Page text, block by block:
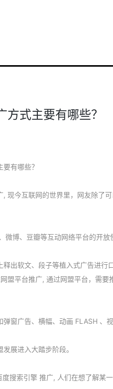
方式主要有哪些？
有哪些？
, 现今互联网的世界里，网友除了
微博、豆瓣等互动网络平台的开放
释出软文、段子等植入式广告进行
盟平台推广, 通过网盟平台，需要
弹窗广告、横幅、动画 FLASH 、视
展进入大踏步阶段。
搜索引擎 推广, 人们在想了解某